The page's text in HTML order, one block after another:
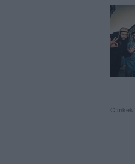
Címkék: